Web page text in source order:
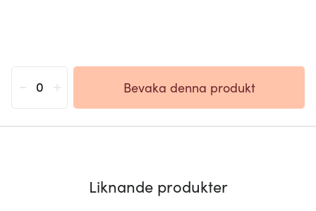
Bevaka denna produkt
Liknande produkter